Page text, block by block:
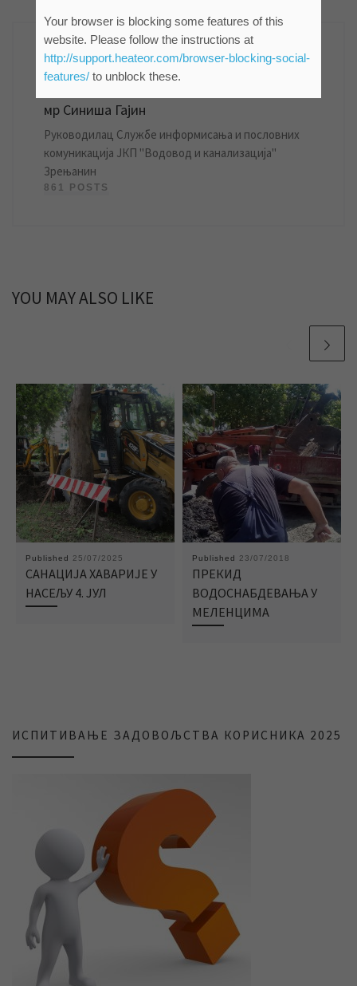
AUTHOR
мр Синиша Гајин
Руководилац Службе информисања и пословних
комуникација ЈКП "Водовод и канализација"
Зрењанин
861 POSTS
YOU MAY ALSO LIKE
Published 25/07/2025
САНАЦИЈА ХАВАРИЈЕ У
НАСЕЉУ 4. ЈУЛ
Published 23/07/2018
ПРЕКИД
ВОДОСНАБДЕВАЊА У
МЕЛЕНЦИМА
ИСПИТИВАЊЕ ЗАДОВОЉСТВА КОРИСНИКА 2025
Your browser is blocking some features of this
website. Please follow the instructions at
http://support.heateor.com/browser-blocking-social-
features/to unblock these.